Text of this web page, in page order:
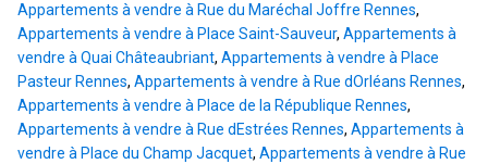
Appartements à vendre à Rue du Maréchal Joffre Rennes,
Appartements à vendre à Place Saint-Sauveur, Appartements à
vendre à Quai Châteaubriant, Appartements à vendre à Place
Pasteur Rennes, Appartements à vendre à Rue dOrléans Rennes,
Appartements à vendre à Place de la République Rennes,
Appartements à vendre à Rue dEstrées Rennes, Appartements à
vendre à Place du Champ Jacquet, Appartements à vendre à Rue